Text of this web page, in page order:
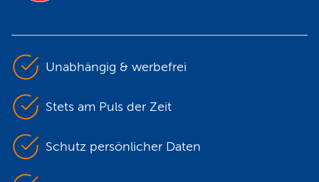
Unabhängig & werbefrei
Stets am Puls der Zeit
Schutz persönlicher Daten